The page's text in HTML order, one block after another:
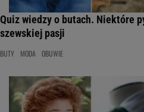
Quiz wiedzy o butach. Niektóre
szewskiej pasji
BUTY MODA OBUWIE